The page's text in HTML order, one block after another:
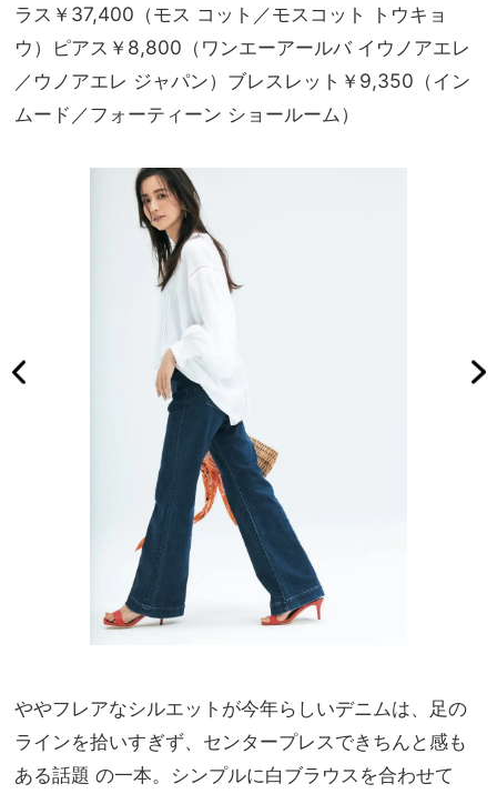
ラス￥37,400（モス コット／モスコット トウキョ
ウ）ピアス￥8,800（ワンエーアールバ イウノアエレ
／ウノアエレ ジャパン）ブレスレット￥9,350（イン
ムード／フォーティーン ショールーム）
ややフレアなシルエットが今年らしいデニムは、足の
ラインを拾いすぎず、センタープレスできちんと感も
ある話題 の一本。シンプルに白ブラウスを合わせて